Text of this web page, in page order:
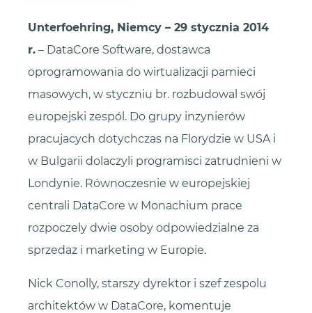
Unterfoehring, Niemcy – 29 stycznia 2014
r. – DataCore Software, dostawca
oprogramowania do wirtualizacji pamieci
masowych, w styczniu br. rozbudowal swój
europejski zespól. Do grupy inzynierów
pracujacych dotychczas na Florydzie w USA i
w Bulgarii dolaczyli programisci zatrudnieni w
Londynie. Równoczesnie w europejskiej
centrali DataCore w Monachium prace
rozpoczely dwie osoby odpowiedzialne za
sprzedaz i marketing w Europie.
Nick Conolly, starszy dyrektor i szef zespolu
architektów w DataCore, komentuje